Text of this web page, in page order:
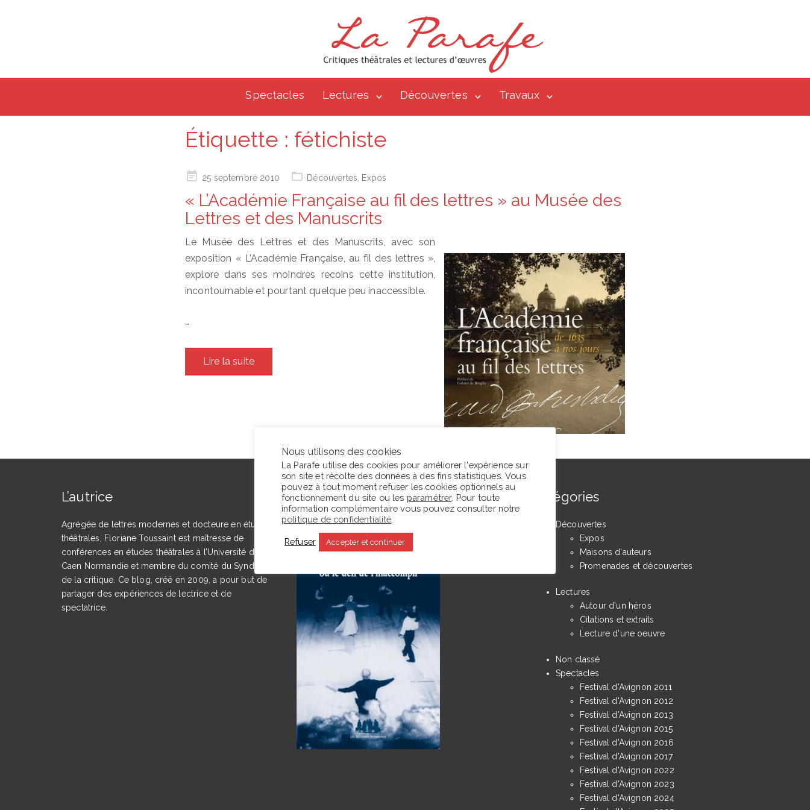
Spectacles Lectures Découvertes Travaux
Étiquette : fétichiste
Posted25 septembre 2010 Découvertes Expos
« L’Académie Française au fil des lettres » au Musée des
Lettres et des Manuscrits
Le Musée des Lettres et des Manuscrits, avec son
exposition « L’Académie Française, au fil des lettres »,
explore dans ses moindres recoins cette institution,
incontournable et pourtant quelque peu inaccessible.
…
Lire la suite
L’autrice
Agrégée de lettres modernes et docteure en études
théâtrales, Floriane Toussaint est maîtresse de
conférences en études théâtrales à l’Université de
Caen Normandie et membre du comité du Syndicat
de la critique. Ce blog, créé en 2009, a pour but de
partager des expériences de lectrice et de
spectatrice.
En ce moment La Parafe lit : Catégories
Découvertes
Expos
Maisons d'auteurs
Promenades et découvertes
Lectures
Autour d'un héros
Citations et extraits
Lecture d'une oeuvre
Non classé
Spectacles
Festival d'Avignon 2011
Festival d'Avignon 2012
Festival d'Avignon 2013
Festival d'Avignon 2015
Festival d'Avignon 2016
Festival d'Avignon 2017
Festival d'Avignon 2022
Festival d'Avignon 2023
Festival d'Avignon 2024
Nous utilisons des cookies
La Parafe utilise des cookies pour améliorer l'expérience sur
son site et récolte des données à des fins statistiques. Vous
pouvez à tout moment refuser les cookies optionnels au
fonctionnement du site ou les paramétrer. Pour toute
information complémentaire vous pouvez consulter notre
politique de confidentialité
Refuser Accepter et continuer